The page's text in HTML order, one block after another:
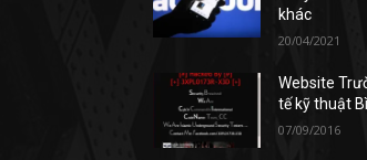
khác
20/04/2021
Website
tế kỹ thuật
07/09/2016